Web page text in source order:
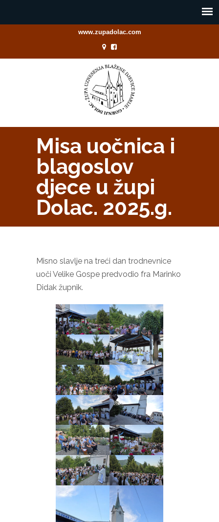
www.zupadolac.com
Misa uočnica i
blagoslov
djece u župi
Dolac. 2025.g.
Misno slavlje na treći dan trodnevnice
uoči Velike Gospe predvodio fra Marinko
Didak župnik.